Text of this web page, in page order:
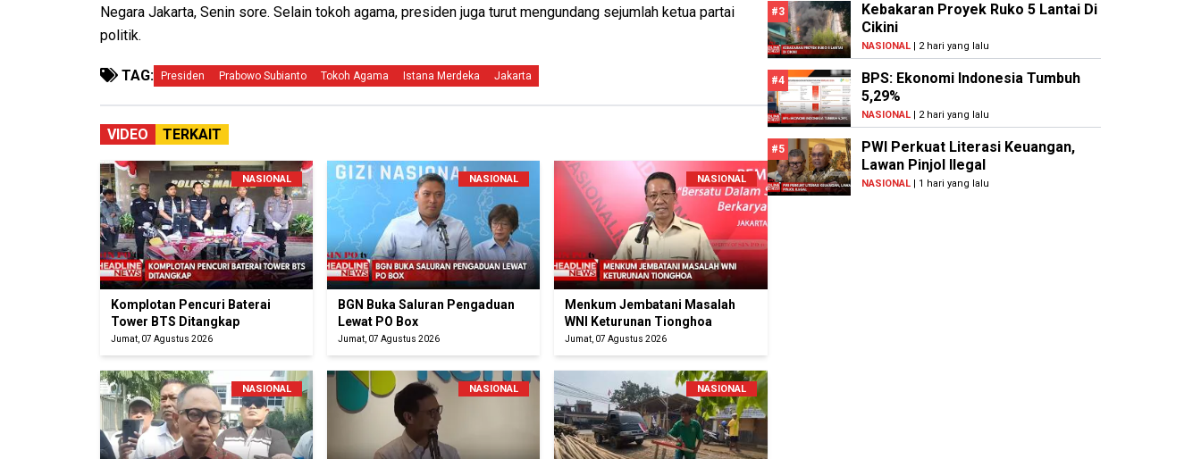
Negara Jakarta, Senin sore. Selain tokoh agama, presiden juga turut mengundang sejumlah ketua partai
politik.
TAG: Presiden Prabowo Subianto Tokoh Agama Istana Merdeka Jakarta
VIDEO TERKAIT
NASIONAL
Komplotan Pencuri Baterai
Tower BTS Ditangkap
Jumat, 07 Agustus 2026
NASIONAL
BGN Buka Saluran Pengaduan
Lewat PO Box
Jumat, 07 Agustus 2026
NASIONAL
Menkum Jembatani Masalah
WNI Keturunan Tionghoa
Jumat, 07 Agustus 2026
NASIONAL NASIONAL NASIONAL
#3
Kebakaran Proyek Ruko 5 Lantai Di
Cikini
NASIONAL| 2 hari yang lalu
#4
BPS: Ekonomi Indonesia Tumbuh
5,29%
NASIONAL| 2 hari yang lalu
#5
PWI Perkuat Literasi Keuangan,
Lawan Pinjol Ilegal
NASIONAL| 1 hari yang lalu